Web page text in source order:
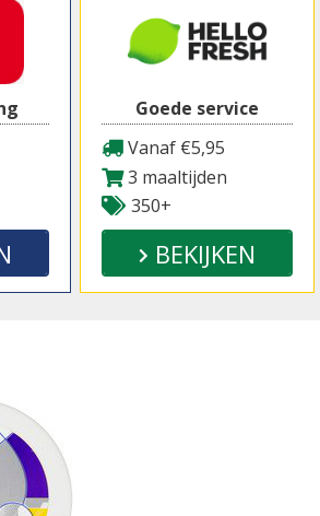
Goede service
Vanaf €5,95
3 maaltijden
350+
BEKIJKEN